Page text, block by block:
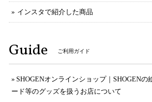
インスタで紹介した商品
Guide ご利用ガイド
SHOGENオンラインショップ｜SHOGENの
ード等のグッズを扱うお店について